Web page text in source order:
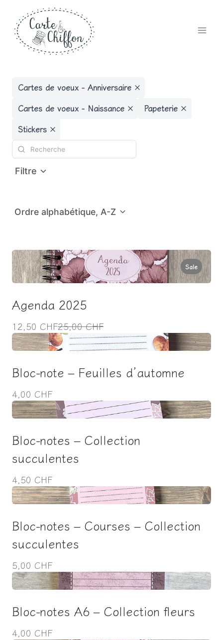
contenu
Cartes de voeux - Anniversaire
Cartes de voeux - Naissance
Papeterie
Stickers
Filtre
Ordre alphabétique, A-Z
Sale
Agenda 2025
12,50 CHFC
o
m
a
e
t
o
25,00 CHF
Bloc-note – Feuilles d’automne
4,00 CHF
Bloc-notes – Collection
succulentes
4,50 CHF
Bloc-notes – Courses – Collection
succulentes
5,00 CHF
Bloc-notes A6 – Collection fleurs
4,00 CHF